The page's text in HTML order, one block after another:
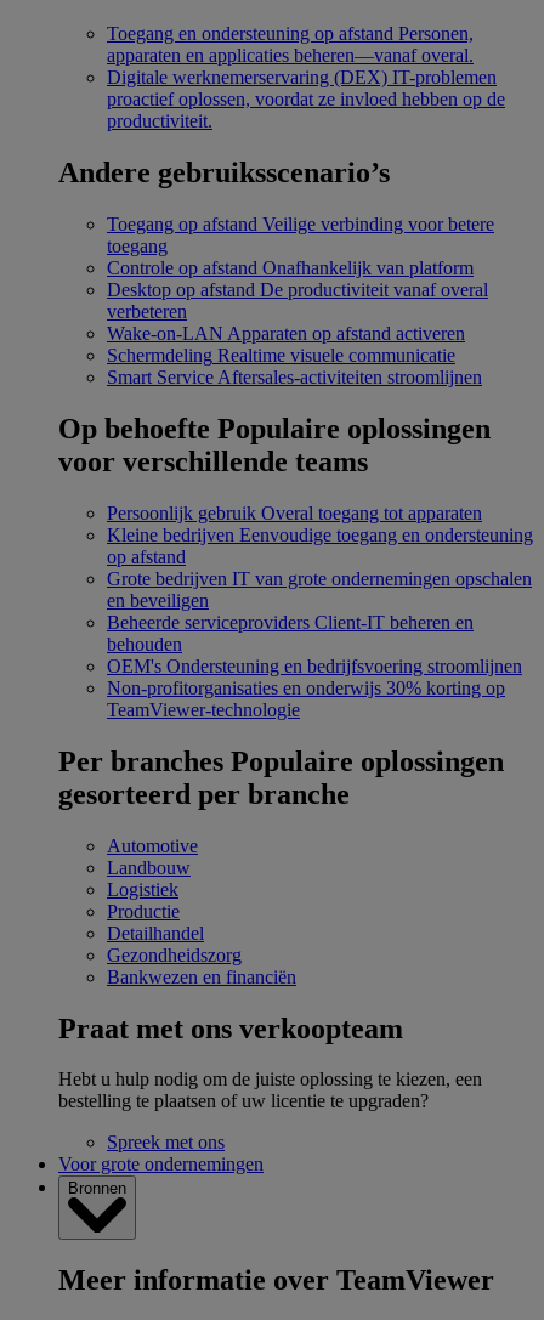
Toegang en ondersteuning op afstand Personen,
apparaten en applicaties beheren—vanaf overal.
Digitale werknemerservaring (DEX) IT-problemen
proactief oplossen, voordat ze invloed hebben op de
productiviteit.
Andere gebruiksscenario’s
Toegang op afstand Veilige verbinding voor betere
toegang
Controle op afstand Onafhankelijk van platform
Desktop op afstand De productiviteit vanaf overal
verbeteren
Wake-on-LAN Apparaten op afstand activeren
Schermdeling Realtime visuele communicatie
Smart Service Aftersales-activiteiten stroomlijnen
Op behoefte Populaire oplossingen
voor verschillende teams
Persoonlijk gebruik Overal toegang tot apparaten
Kleine bedrijven Eenvoudige toegang en ondersteuning
op afstand
Grote bedrijven IT van grote ondernemingen opschalen
en beveiligen
Beheerde serviceproviders Client-IT beheren en
behouden
OEM's Ondersteuning en bedrijfsvoering stroomlijnen
Non-profitorganisaties en onderwijs 30% korting op
TeamViewer-technologie
Per branches Populaire oplossingen
gesorteerd per branche
Automotive
Landbouw
Logistiek
Productie
Detailhandel
Gezondheidszorg
Bankwezen en financiën
Praat met ons verkoopteam
Hebt u hulp nodig om de juiste oplossing te kiezen, een
bestelling te plaatsen of uw licentie te upgraden?
Spreek met ons
Voor grote ondernemingen
Bronnen
Meer informatie over TeamViewer